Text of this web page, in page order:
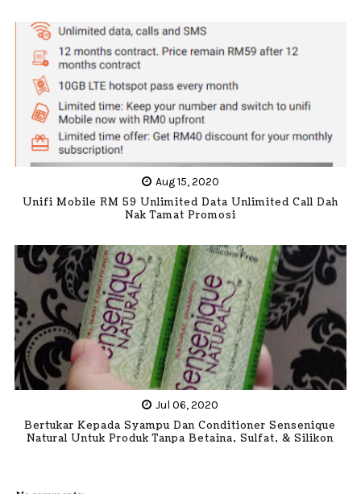
Aug 15, 2020
Unifi Mobile RM 59 Unlimited Data Unlimited Call Dah
Nak Tamat Promosi
Jul 06, 2020
Bertukar Kepada Syampu Dan Conditioner Sensenique
Natural Untuk Produk Tanpa Betaina, Sulfat, & Silikon